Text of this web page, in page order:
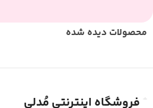
محصولات دیده شده
فروشگاه اینترنتی مُدلی